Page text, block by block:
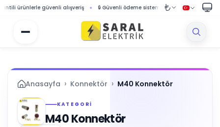
güvenli alışveriş 🔒 Güvenli ödeme sistemi ile korumalı alışveriş
Anasayfa › Konnektör › M40 Konnektör
KATEGORI
M40 Konnektör